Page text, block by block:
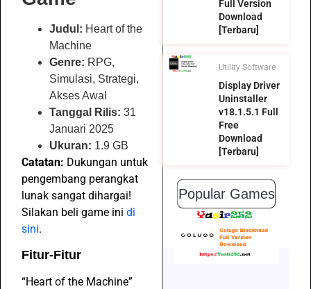
Judul: Heart of the
Machine
Genre: RPG,
Simulasi, Strategi,
Akses Awal
Tanggal Rilis: 31
Januari 2025
Ukuran: 1.9 GB
Catatan: Dukungan untuk
pengembang perangkat
lunak sangat dihargai!
Silakan beli game ini di
sini.
Fitur-Fitur
“Heart of the Machine”
Full Version
Download
[Terbaru]
Utility Software
Display Driver
Uninstaller
v18.1.5.1 Full
Free
Download
[Terbaru]
Popular Games